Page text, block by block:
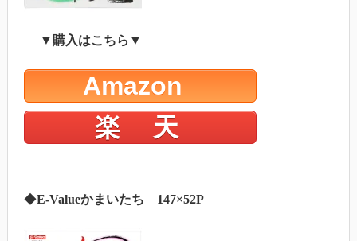
▼購入はこちら▼
Amazon
楽 天
◆E-Valueかまいたち 147×52P